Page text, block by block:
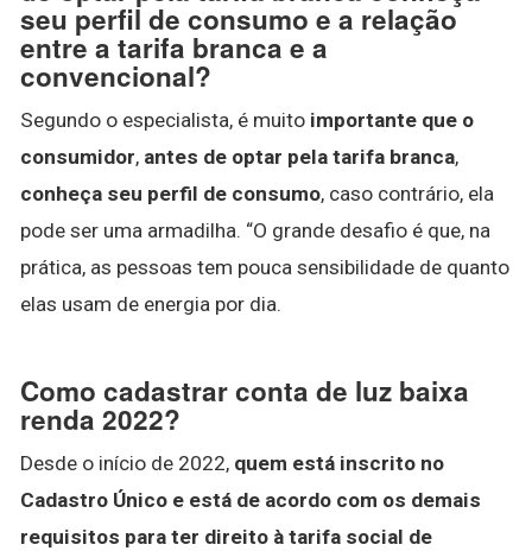
seu perfil de consumo e a relação
entre a tarifa branca e a
convencional?
Segundo o especialista, é muito importante que o
consumidor, antes de optar pela tarifa branca,
conheça seu perfil de consumo, caso contrário, ela
pode ser uma armadilha. “O grande desafio é que, na
prática, as pessoas tem pouca sensibilidade de quanto
elas usam de energia por dia.
Como cadastrar conta de luz baixa
renda 2022?
Desde o início de 2022, quem está inscrito no
Cadastro Único e está de acordo com os demais
requisitos para ter direito à tarifa social de